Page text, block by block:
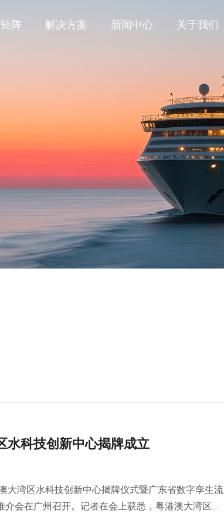
阵 解决方案 新闻中心 关于我们
水科技创新中心揭牌成立
大湾区水科技创新中心揭牌仪式暨广东省数字孪生流
介会在广州召开。记者在会上获悉，粤港澳大湾区水